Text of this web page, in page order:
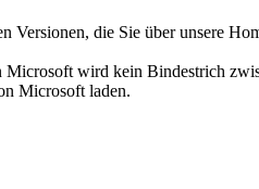
die Sie über unsere
Microsoft wird kein Bindestrich
Microsoft laden.